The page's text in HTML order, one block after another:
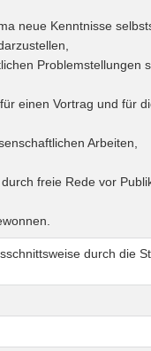
neue Kenntnisse
Problemstellungen
einen Vortrag und für
Arbeiten,
freie Rede vor
durch die